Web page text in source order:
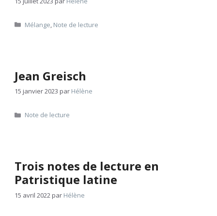
Catégories
Mélange Note de lecture
Jean Greisch
15 janvier 2023 par Hélène
Catégories
Note de lecture
Trois notes de lecture en
Patristique latine
15 avril 2022 par Hélène